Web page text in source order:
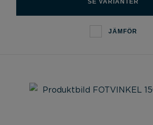
SE VARIANTER
JÄMFÖR